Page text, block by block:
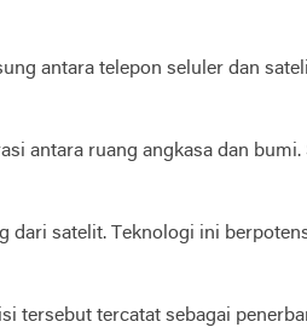
antara telepon seluler dan
antara ruang angkasa dan
satelit. Teknologi ini
tercatat sebagai